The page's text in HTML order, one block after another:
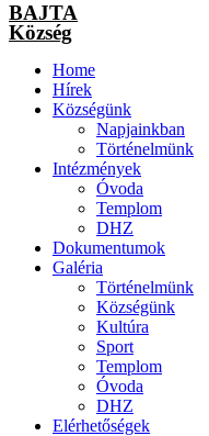
BAJTA
Község
Home
Hírek
Községünk
Napjainkban
Történelmünk
Intézmények
Óvoda
Templom
DHZ
Dokumentumok
Galéria
Történelmünk
Községünk
Kultúra
Sport
Templom
Óvoda
DHZ
Elérhetőségek